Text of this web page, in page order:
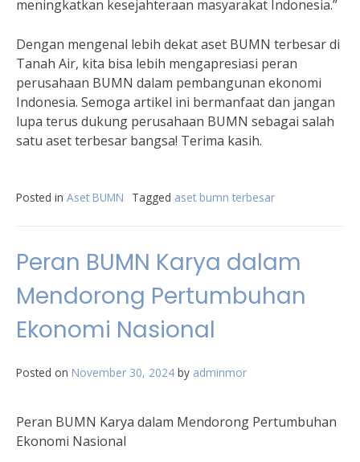
meningkatkan kesejahteraan masyarakat Indonesia.”
Dengan mengenal lebih dekat aset BUMN terbesar di
Tanah Air, kita bisa lebih mengapresiasi peran
perusahaan BUMN dalam pembangunan ekonomi
Indonesia. Semoga artikel ini bermanfaat dan jangan
lupa terus dukung perusahaan BUMN sebagai salah
satu aset terbesar bangsa! Terima kasih.
Posted in Aset BUMN Tagged aset bumn terbesar
Peran BUMN Karya dalam
Mendorong Pertumbuhan
Ekonomi Nasional
Posted on November 30, 2024 by adminmor
Peran BUMN Karya dalam Mendorong Pertumbuhan
Ekonomi Nasional